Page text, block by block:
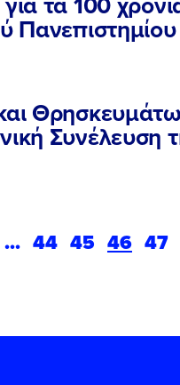
Συνέλευση
... 44 45 46 47